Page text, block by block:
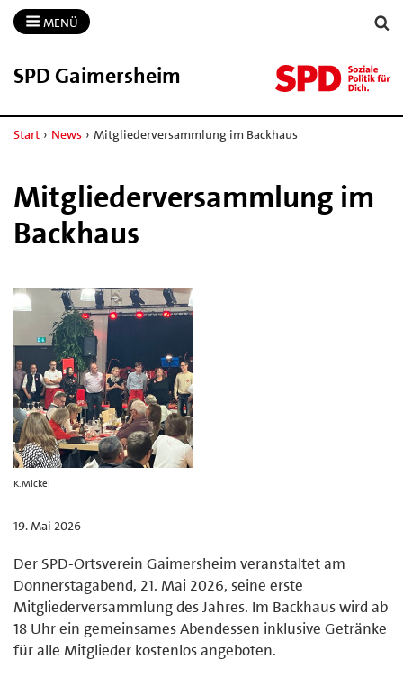
MENÜ
SPD Gaimersheim
Start › News › Mitgliederversammlung im Backhaus
Mitgliederversammlung im
Backhaus
K.Mickel
19. Mai 2026
Der SPD-Ortsverein Gaimersheim veranstaltet am
Donnerstagabend, 21. Mai 2026, seine erste
Mitgliederversammlung des Jahres. Im Backhaus wird ab
18 Uhr ein gemeinsames Abendessen inklusive Getränke
für alle Mitglieder kostenlos angeboten.